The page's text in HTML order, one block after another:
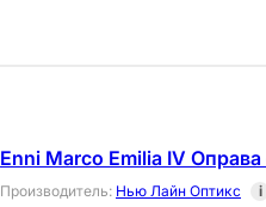
Enni Marco Emilia IV
Производитель: Нью Лайн Оптикс i